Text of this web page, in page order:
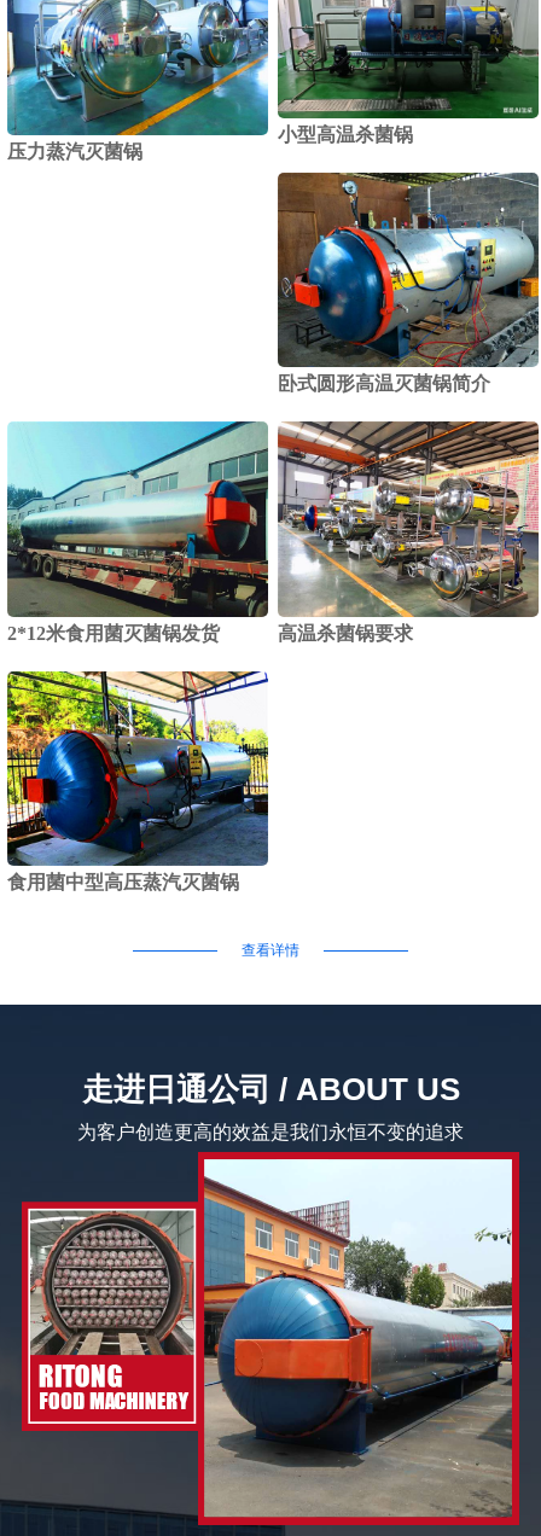
压力蒸汽灭菌锅
小型高温杀菌锅
卧式圆形高温灭菌锅简介
2*12米食用菌灭菌锅发货 高温杀菌锅要求
食用菌中型高压蒸汽灭菌锅
查看详情
走进日通公司 / ABOUT US
为客户创造更高的效益是我们永恒不变的追求